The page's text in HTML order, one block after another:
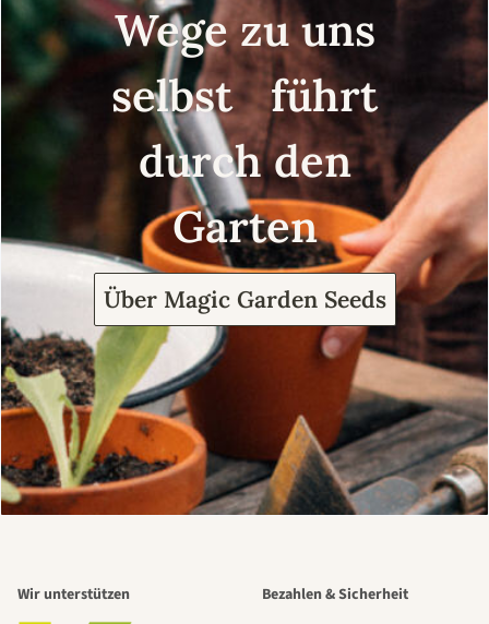
Wege zu uns
selbst führt
durch den
Garten
Über Magic Garden Seeds
Wir unterstützen Bezahlen & Sicherheit